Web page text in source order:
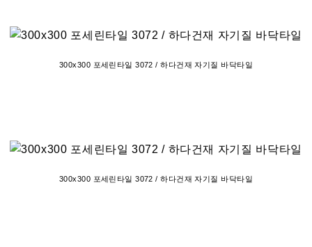
300x300 포세린타일 3072 / 하다건재 자기질 바닥타일
300x300 포세린타일 3072 / 하다건재 자기질 바닥타일